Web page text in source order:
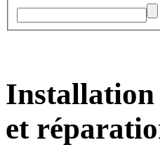
Installation
et